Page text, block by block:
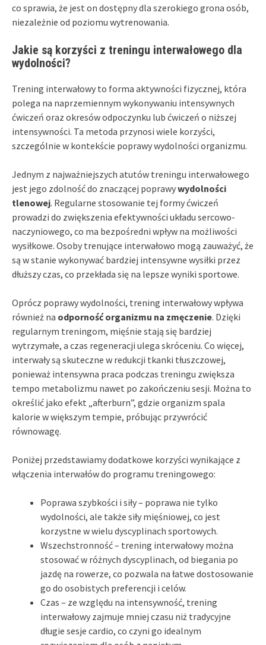
co sprawia, że jest on dostępny dla szerokiego grona osób,
niezależnie od poziomu wytrenowania.
Jakie są korzyści z treningu interwałowego dla
wydolności?
Trening interwałowy to forma aktywności fizycznej, która
polega na naprzemiennym wykonywaniu intensywnych
ćwiczeń oraz okresów odpoczynku lub ćwiczeń o niższej
intensywności. Ta metoda przynosi wiele korzyści,
szczególnie w kontekście poprawy wydolności organizmu.
Jednym z najważniejszych atutów treningu interwałowego
jest jego zdolność do znaczącej poprawywydolności
tlenowej. Regularne stosowanie tej formy ćwiczeń
prowadzi do zwiększenia efektywności układu sercowo-
naczyniowego, co ma bezpośredni wpływ na możliwości
wysiłkowe. Osoby trenujące interwałowo mogą zauważyć, że
są w stanie wykonywać bardziej intensywne wysiłki przez
dłuższy czas, co przekłada się na lepsze wyniki sportowe.
Oprócz poprawy wydolności, trening interwałowy wpływa
również na odporność organizmu na zmęczenie. Dzięki
regularnym treningom, mięśnie stają się bardziej
wytrzymałe, a czas regeneracji ulega skróceniu. Co więcej,
interwały są skuteczne w redukcji tkanki tłuszczowej,
ponieważ intensywna praca podczas treningu zwiększa
tempo metabolizmu nawet po zakończeniu sesji. Można to
określić jako efekt „afterburn”, gdzie organizm spala
kalorie w większym tempie, próbując przywrócić
równowagę.
Poniżej przedstawiamy dodatkowe korzyści wynikające z
włączenia interwałów do programu treningowego:
Poprawa szybkości i siły – poprawa nie tylko
wydolności, ale także siły mięśniowej, co jest
korzystne w wielu dyscyplinach sportowych.
Wszechstronność – trening interwałowy można
stosować w różnych dyscyplinach, od biegania po
jazdę na rowerze, co pozwala na łatwe dostosowanie
go do osobistych preferencji i celów.
Czas – ze względu na intensywność, trening
interwałowy zajmuje mniej czasu niż tradycyjne
długie sesje cardio, co czyni go idealnym